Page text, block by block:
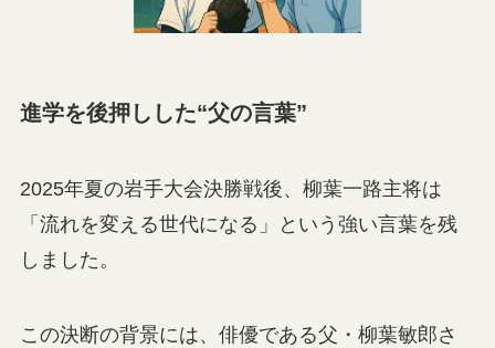
進学を後押しした“父の言葉”
2025年夏の岩手大会決勝戦後、柳葉一路主将は
「流れを変える世代になる」という強い言葉を残
しました。
この決断の背景には、俳優である父・柳葉敏郎さ